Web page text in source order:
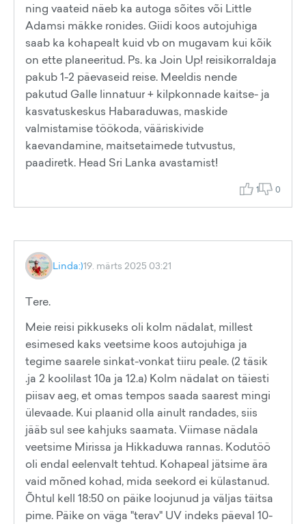
ning vaateid näeb ka autoga sõites või Little
Adamsi mäkke ronides. Giidi koos autojuhiga
saab ka kohapealt kuid vb on mugavam kui kõik
on ette planeeritud. Ps. ka Join Up! reisikorraldaja
pakub 1-2 päevaseid reise. Meeldis nende
pakutud Galle linnatuur + kilpkonnade kaitse- ja
kasvatuskeskus Habaraduwas, maskide
valmistamise töökoda, vääriskivide
kaevandamine, maitsetaimede tutvustus,
paadiretk. Head Sri Lanka avastamist!
1 0
Linda:)19. märts 2025 03:21
Tere.
Meie reisi pikkuseks oli kolm nädalat, millest
esimesed kaks veetsime koos autojuhiga ja
tegime saarele sinkat-vonkat tiiru peale. (2 täsik
.ja 2 koolilast 10a ja 12.a) Kolm nädalat on täiesti
piisav aeg, et omas tempos saada saarest mingi
ülevaade. Kui plaanid olla ainult randades, siis
jääb sul see kahjuks saamata. Viimase nädala
veetsime Mirissa ja Hikkaduwa rannas. Kodutöö
oli endal eelenvalt tehtud. Kohapeal jätsime ära
vaid mõned kohad, mida seekord ei külastanud.
Õhtul kell 18:50 on päike loojunud ja väljas täitsa
pime. Päike on väga "terav" UV indeks päeval 10-